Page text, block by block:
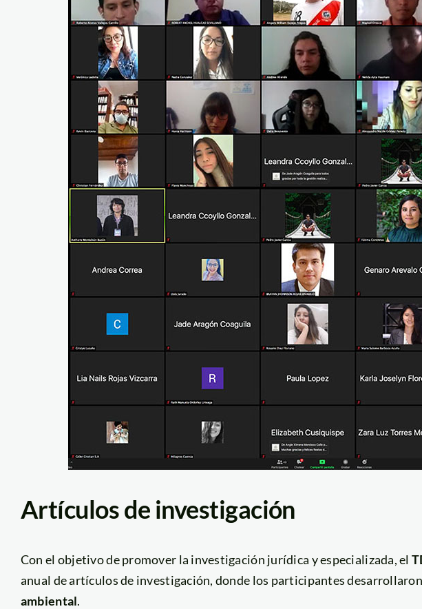
Artículos de investigación
Con el objetivo de promover la investigación jurídica y especializada, el
anual de artículos de investigación, donde los participantes
ambiental.